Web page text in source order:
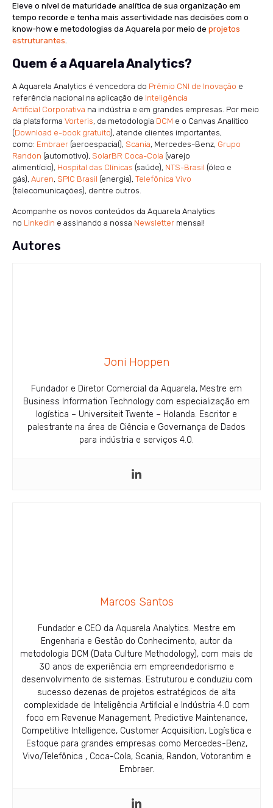
Eleve o nível de maturidade analítica de sua organização em
tempo recorde e tenha mais assertividade nas decisões com o
know-how e metodologias da Aquarela por meio de projetos
estruturantes
Quem é a Aquarela Analytics?
A Aquarela Analytics é vencedora do Prêmio CNI de Inovação e
referência nacional na aplicação de Inteligência
Artificial Corporativa na indústria e em grandes empresas. Por meio
da plataforma Vorteris, da metodologia DCM e o Canvas Analítico
(Download e-book gratuito), atende clientes importantes,
como: Embraer (aeroespacial), Scania, Mercedes-Benz, Grupo
Randon (automotivo), SolarBR Coca-Cola (varejo
alimentício), Hospital das Clínicas (saúde), NTS-Brasil (óleo e
gás), Auren, SPIC Brasil (energia), Telefônica Vivo
(telecomunicações), dentre outros.
Acompanhe os novos conteúdos da Aquarela Analytics
no Linkedin e assinando a nossa Newsletter mensal!
Autores
Joni Hoppen
Fundador e Diretor Comercial da Aquarela, Mestre em
Business Information Technology com especialização em
logística – Universiteit Twente – Holanda. Escritor e
palestrante na área de Ciência e Governança de Dados
para indústria e serviços 4.0.
Marcos Santos
Fundador e CEO da Aquarela Analytics. Mestre em
Engenharia e Gestão do Conhecimento, autor da
metodologia DCM (Data Culture Methodology), com mais de
30 anos de experiência em empreendedorismo e
desenvolvimento de sistemas. Estruturou e conduziu com
sucesso dezenas de projetos estratégicos de alta
complexidade de Inteligência Artificial e Indústria 4.0 com
foco em Revenue Management, Predictive Maintenance,
Competitive Intelligence, Customer Acquisition, Logística e
Estoque para grandes empresas como Mercedes-Benz,
Vivo/Telefônica , Coca-Cola, Scania, Randon, Votorantim e
Embraer.